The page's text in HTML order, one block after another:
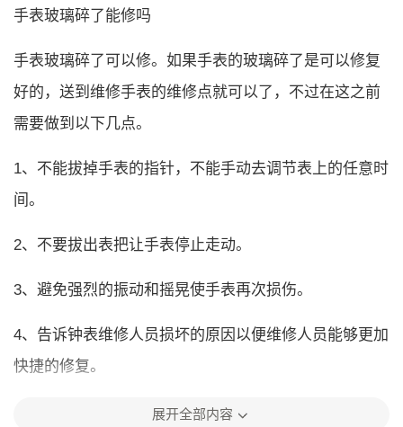
手表玻璃碎了能修吗
手表玻璃碎了可以修。如果手表的玻璃碎了是可以修复
好的，送到维修手表的维修点就可以了，不过在这之前
需要做到以下几点。
1、不能拔掉手表的指针，不能手动去调节表上的任意时
间。
2、不要拔出表把让手表停止走动。
3、避免强烈的振动和摇晃使手表再次损伤。
4、告诉钟表维修人员损坏的原因以便维修人员能够更加
快捷的修复。
展开全部内容